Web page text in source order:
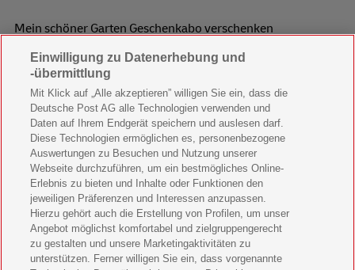
Mein schöner Garten Geschenkabo verschenken
Wohnen & Garten Geschenkabo verschenken
Mein schönes Land Geschenkabo verschenken
Bild der Frau Geschenkabo verschenken
11 Freunde Geschenkabo verschenken
LEGO Ninjago Magazin Geschenkabo verschenken
Brigitte Geschenkabo verschenken
GEOlino Geschenkabo verschenken
Einwilligung zu Datenerhebung und
-übermittlung
Mit Klick auf „Alle akzeptieren” willigen Sie ein, dass die
Deutsche Post AG alle Technologien verwenden und
Daten auf Ihrem Endgerät speichern und auslesen darf.
Diese Technologien ermöglichen es, personenbezogene
Auswertungen zu Besuchen und Nutzung unserer
Webseite durchzuführen, um ein bestmögliches Online-
Erlebnis zu bieten und Inhalte oder Funktionen den
jeweiligen Präferenzen und Interessen anzupassen.
Hierzu gehört auch die Erstellung von Profilen, um unser
Angebot möglichst komfortabel und zielgruppengerecht
zu gestalten und unsere Marketingaktivitäten zu
unterstützen. Ferner willigen Sie ein, dass vorgenannte